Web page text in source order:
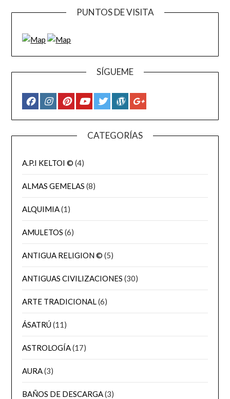
PUNTOS DE VISITA
SÍGUEME
CATEGORÍAS
A.P.I KELTOI © (4)
ALMAS GEMELAS (8)
ALQUIMIA(1)
AMULETOS (6)
ANTIGUA RELIGION © (5)
ANTIGUAS CIVILIZACIONES (30)
ARTE TRADICIONAL(6)
ÁSATRÚ(11)
ASTROLOGÍA(17)
AURA(3)
BAÑOS DE DESCARGA(3)